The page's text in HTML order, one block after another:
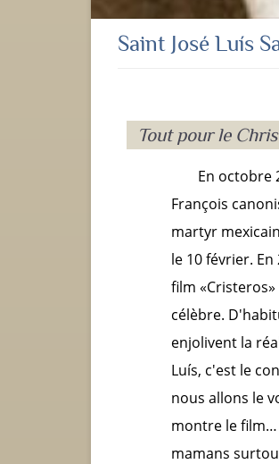
Saint José Luís
Tout pour le
En octobre
François
martyr
le 10 février. En
film
célèbre.
enjolivent la
Luís, c'est le
nous allons le
montre le film…
mamans